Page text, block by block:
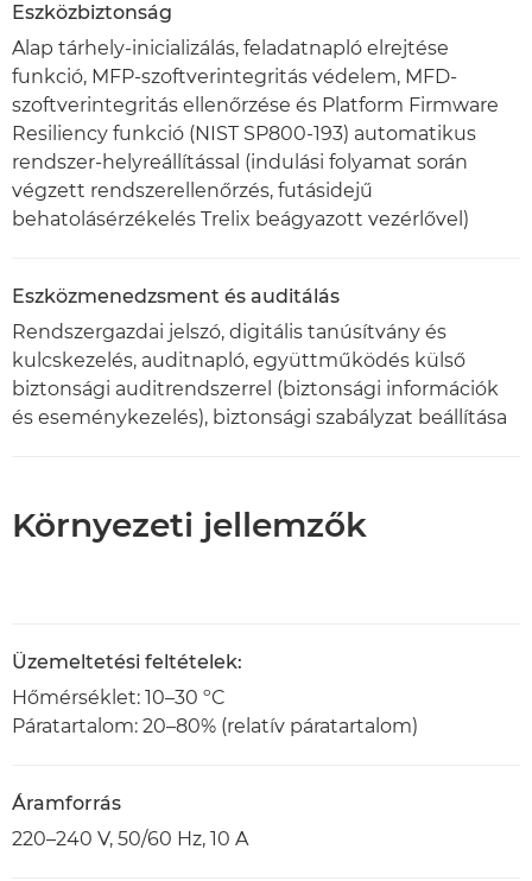
Eszközbiztonság
Alap tárhely-inicializálás, feladatnapló elrejtése
funkció, MFP-szoftverintegritás védelem, MFD-
szoftverintegritás ellenőrzése és Platform Firmware
Resiliency funkció (NIST SP800-193) automatikus
rendszer-helyreállítással (indulási folyamat során
végzett rendszerellenőrzés, futásidejű
behatolásérzékelés Trelix beágyazott vezérlővel)
Eszközmenedzsment és auditálás
Rendszergazdai jelszó, digitális tanúsítvány és
kulcskezelés, auditnapló, együttműködés külső
biztonsági auditrendszerrel (biztonsági információk
és eseménykezelés), biztonsági szabályzat beállítása
Környezeti jellemzők
Üzemeltetési feltételek:
Hőmérséklet: 10–30 ºC
Páratartalom: 20–80% (relatív páratartalom)
Áramforrás
220–240 V, 50/60 Hz, 10 A